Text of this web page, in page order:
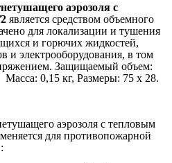
аэрозоля с
является средством объемного
для локализации и тушения
и горючих жидкостей,
и электрооборудования, в том
Защищаемый объем:
0,15 кг, Размеры: 75 х 28.
аэрозоля с тепловым
для противопожарной